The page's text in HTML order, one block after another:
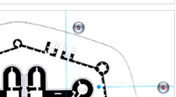
5
6